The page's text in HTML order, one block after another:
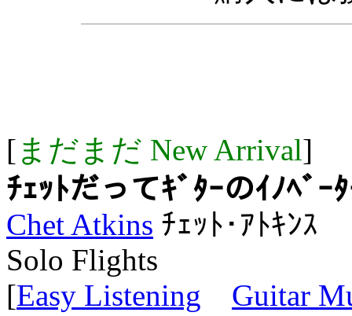
[まだまだ New Arrival]
ﾁｪｯﾄだってｷﾞﾀｰのｲﾉﾍﾞｰ
Chet Atkins ﾁｪｯﾄ･ｱﾄｷﾝｽ
Solo Flights
[Easy Listening
Guitar